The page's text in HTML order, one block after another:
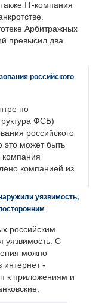
IT-компания
Арбитражных
превысил два
российского
по
ФСБ)
российского
это может быть
компания
компанией из
уязвимость,
российским
уязвимость. С
можно
интернет -
к приложениям и